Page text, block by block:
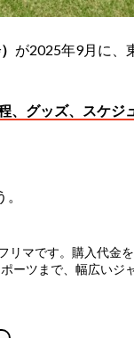
が2025年9月に、
、グッズ、スケジ
リマです。購入代金
ーツまで、幅広いジ